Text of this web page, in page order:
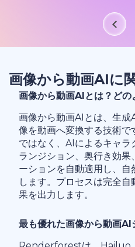
画像から動画AIに
画像から動画AIとは？どの
画像から動画AIとは、生
像を動画へ変換する技術
ではなく、AIによるキャラ
ランジション、奥行き効果
ーションを自動適用し、
します。プロセスは完全
果を出力します。
最も優れた画像から動画AI